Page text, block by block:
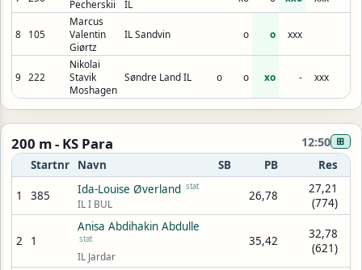
Pecherskii
IL
8 105
Marcus
Valentin
Giørtz
IL Sandvin o o xxx
9 222
Nikolai
Stavik
Moshagen
Søndre Land IL o o xo - xxx
200 m - KS Para 12:50 ⊞
Startnr Navn SB PB Res
1 385 Ida-Louise Øverland stat
IL I BUL
26,78
27,21
(774)
2 1
Anisa Abdihakin Abdulle
stat
IL Jardar
35,42
32,78
(621)